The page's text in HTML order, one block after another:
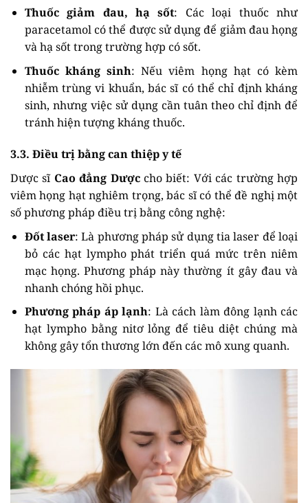
Thuốc giảm đau, hạ sốt: Các loại thuốc như
paracetamol có thể được sử dụng để giảm đau họng
và hạ sốt trong trường hợp có sốt.
Thuốc kháng sinh: Nếu viêm họng hạt có kèm
nhiễm trùng vi khuẩn, bác sĩ có thể chỉ định kháng
sinh, nhưng việc sử dụng cần tuân theo chỉ định để
tránh hiện tượng kháng thuốc.
3.3. Điều trị bằng can thiệp y tế
Dược sĩ Cao đẳng Dượccho biết: Với các trường hợp
viêm họng hạt nghiêm trọng, bác sĩ có thể đề nghị một
số phương pháp điều trị bằng công nghệ:
Đốt laser: Là phương pháp sử dụng tia laser để loại
bỏ các hạt lympho phát triển quá mức trên niêm
mạc họng. Phương pháp này thường ít gây đau và
nhanh chóng hồi phục.
Phương pháp áp lạnh: Là cách làm đông lạnh các
hạt lympho bằng nitơ lỏng để tiêu diệt chúng mà
không gây tổn thương lớn đến các mô xung quanh.